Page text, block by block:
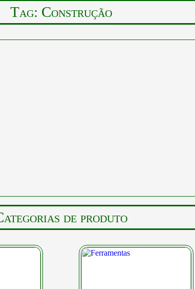
Tag: Construção
de produto